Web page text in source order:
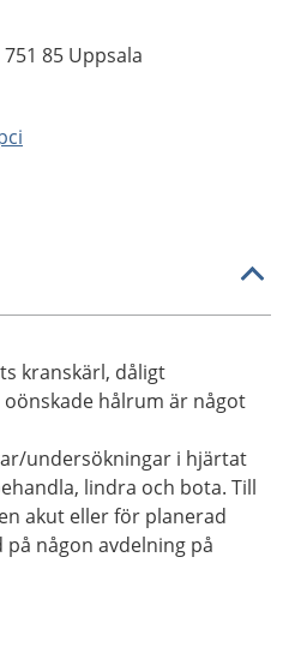
85 Uppsala
kranskärl, dåligt
hålrum är något
undersökningar i hjärtat
lindra och bota. Till
akut eller för planerad
någon avdelning på